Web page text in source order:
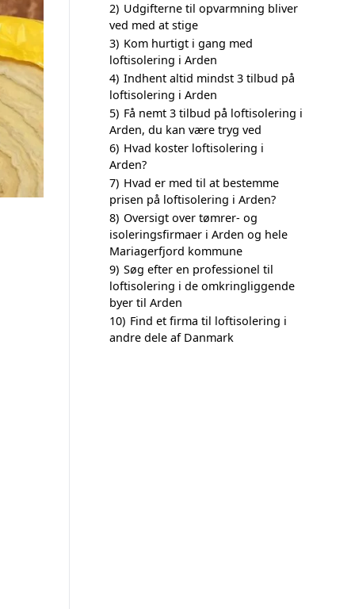
2) Udgifterne til opvarmning bliver
ved med at stige
3) Kom hurtigt i gang med
loftisolering i Arden
4) Indhent altid mindst 3 tilbud på
loftisolering i Arden
5) Få nemt 3 tilbud på loftisolering i
Arden, du kan være tryg ved
6) Hvad koster loftisolering i
Arden?
7) Hvad er med til at bestemme
prisen på loftisolering i Arden?
8) Oversigt over tømrer- og
isoleringsfirmaer i Arden og hele
Mariagerfjord kommune
9) Søg efter en professionel til
loftisolering i de omkringliggende
byer til Arden
10) Find et firma til loftisolering i
andre dele af Danmark